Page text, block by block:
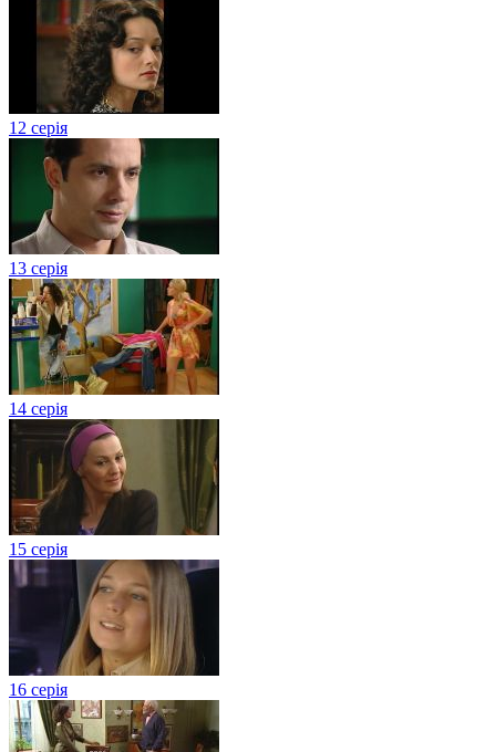
12 серія
13 серія
14 серія
15 серія
16 серія